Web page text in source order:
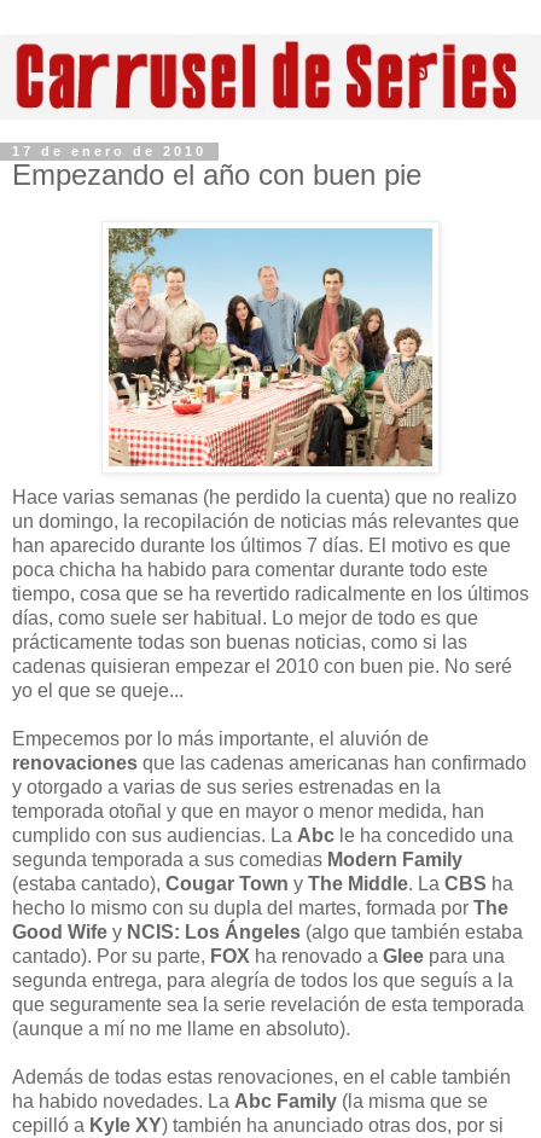
17 de enero de 2010
Empezando el año con buen pie
Hace varias semanas (he perdido la cuenta) que no realizo
un domingo, la recopilación de noticias más relevantes que
han aparecido durante los últimos 7 días. El motivo es que
poca chicha ha habido para comentar durante todo este
tiempo, cosa que se ha revertido radicalmente en los últimos
días, como suele ser habitual. Lo mejor de todo es que
prácticamente todas son buenas noticias, como si las
cadenas quisieran empezar el 2010 con buen pie. No seré
yo el que se queje...
Empecemos por lo más importante, el aluvión de
renovaciones que las cadenas americanas han confirmado
y otorgado a varias de sus series estrenadas en la
temporada otoñal y que en mayor o menor medida, han
cumplido con sus audiencias. La Abc le ha concedido una
segunda temporada a sus comedias Modern Family
(estaba cantado), Cougar Town y The Middle. La CBS ha
hecho lo mismo con su dupla del martes, formada por The
Good Wife y NCIS: Los Ángeles (algo que también estaba
cantado). Por su parte, FOX ha renovado a Glee para una
segunda entrega, para alegría de todos los que seguís a la
que seguramente sea la serie revelación de esta temporada
(aunque a mí no me llame en absoluto).
Además de todas estas renovaciones, en el cable también
ha habido novedades. La Abc Family (la misma que se
cepilló a Kyle XY) también ha anunciado otras dos, por si